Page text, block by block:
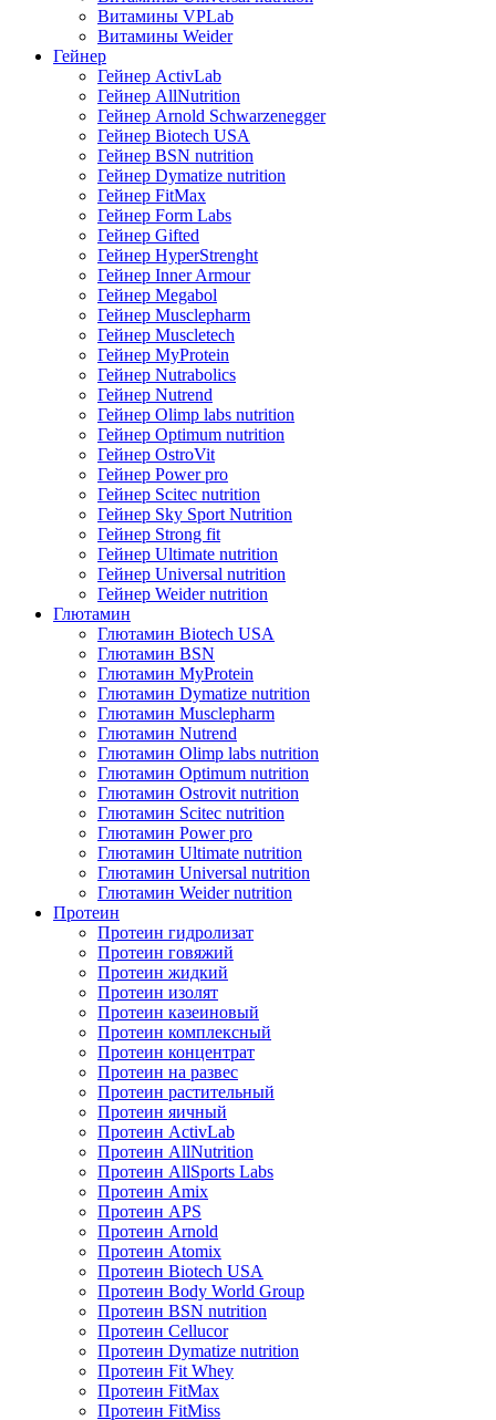
Витамины VPLab
Витамины Weider
Гейнер
Гейнер ActivLab
Гейнер AllNutrition
Гейнер Arnold Schwarzenegger
Гейнер Biotech USA
Гейнер BSN nutrition
Гейнер Dymatize nutrition
Гейнер FitMax
Гейнер Form Labs
Гейнер Gifted
Гейнер HyperStrenght
Гейнер Inner Armour
Гейнер Megabol
Гейнер Musclepharm
Гейнер Muscletech
Гейнер MyProtein
Гейнер Nutrabolics
Гейнер Nutrend
Гейнер Olimp labs nutrition
Гейнер Optimum nutrition
Гейнер OstroVit
Гейнер Power pro
Гейнер Scitec nutrition
Гейнер Sky Sport Nutrition
Гейнер Strong fit
Гейнер Ultimate nutrition
Гейнер Universal nutrition
Гейнер Weider nutrition
Глютамин
Глютамин Biotech USA
Глютамин BSN
Глютамин MyProtein
Глютамин Dymatize nutrition
Глютамин Musclepharm
Глютамин Nutrend
Глютамин Olimp labs nutrition
Глютамин Optimum nutrition
Глютамин Ostrovit nutrition
Глютамин Scitec nutrition
Глютамин Power pro
Глютамин Ultimate nutrition
Глютамин Universal nutrition
Глютамин Weider nutrition
Протеин
Протеин гидролизат
Протеин говяжий
Протеин жидкий
Протеин изолят
Протеин казеиновый
Протеин комплексный
Протеин концентрат
Протеин на развес
Протеин растительный
Протеин яичный
Протеин ActivLab
Протеин AllNutrition
Протеин AllSports Labs
Протеин Amix
Протеин APS
Протеин Arnold
Протеин Atomix
Протеин Biotech USA
Протеин Body World Group
Протеин BSN nutrition
Протеин Cellucor
Протеин Dymatize nutrition
Протеин Fit Whey
Протеин FitMax
Протеин FitMiss